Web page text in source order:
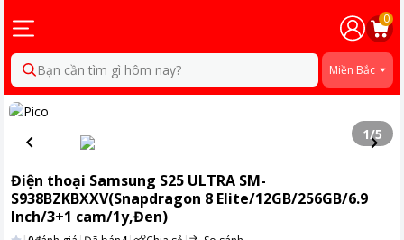
0
Bạn cần tìm gì hôm nay? Miền Bắc
1/5
Điện thoại Samsung S25 ULTRA SM-
S938BZKBXXV(Snapdragon 8 Elite/12GB/256GB/6.9
Inch/3+1 cam/1y,Đen)